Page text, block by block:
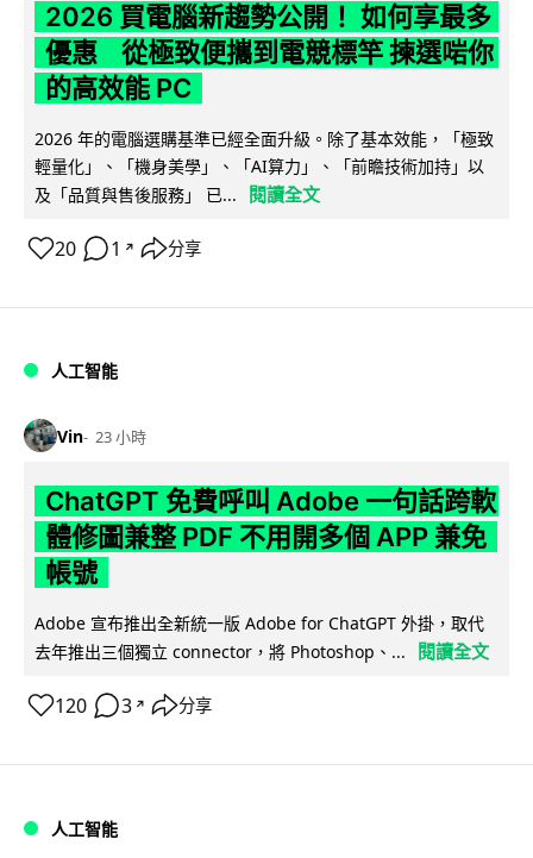
2026 買電腦新趨勢公開！ 如何享最多
優惠 從極致便攜到電競標竿 揀選啱你
的高效能 PC
2026 年的電腦選購基準已經全面升級。除了基本效能，「極致
輕量化」、「機身美學」、「AI算力」、「前瞻技術加持」以
及「品質與售後服務」 已...
閱讀全文
20 1 ↗ 分享
人工智能
Vin 23 小時
ChatGPT 免費呼叫 Adobe 一句話跨軟
體修圖兼整 PDF 不用開多個 APP 兼免
帳號
Adobe 宣布推出全新統一版 Adobe for ChatGPT 外掛，取代
去年推出三個獨立 connector，將 Photoshop、...
閱讀全文
120 3 ↗ 分享
人工智能